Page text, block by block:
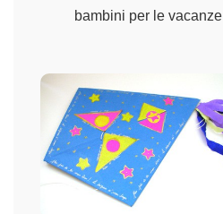
bambini per le vacanze